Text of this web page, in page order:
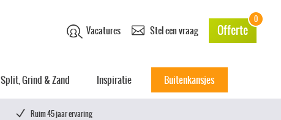
Vacatures Stel een vraag Offerte
0
Split, Grind & Zand Inspiratie Buitenkansjes
Ruim 45 jaar ervaring